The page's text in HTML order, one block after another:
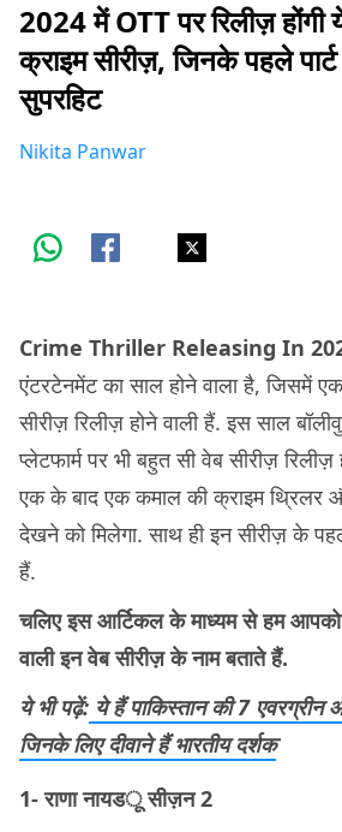
2024 में OTT पर रिलीज़ होंगी
क्राइम सीरीज़, जिनके पहले
सुपरहिट
Nikita Panwar
Crime Thriller Releasing In
एंटरटेनमेंट का साल होने वाला है, जिसमें
सीरीज़ रिलीज़ होने वाली हैं. इस साल
प्लेटफार्म पर भी बहुत सी वेब सीरीज़
एक के बाद एक कमाल की क्राइम थ्रिलर
देखने को मिलेगा. साथ ही इन सीरीज़ के
हैं.
चलिए इस आर्टिकल के माध्यम से हम आपको
वाली इन वेब सीरीज़ के नाम बताते हैं.
ये भी पढ़ें: ये हैं पाकिस्तान की 7 एवरग्रीन
जिनके लिए दीवाने हैं भारतीय दर्शक
1-राणा नायडू सीज़न 2